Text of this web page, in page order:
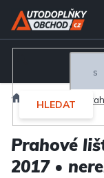
Přejít
obsah
HLEDAT
Interiér
Prahové
2017 •